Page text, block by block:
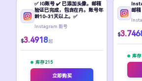
✅ IG账号 ✔️ 已添加头像。邮箱
验证已完成，包含在内。账号年
龄10-31天以上。✅
Instagram 新号
$3.4918 起
库存 215
立即购买
邮箱
$
库存